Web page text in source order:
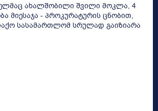
ახალშობილი შვილი მოკლა, 4
მიესაჯა - პროკურატურის ცნობით,
სასამართლომ სრულად გაიზიარა